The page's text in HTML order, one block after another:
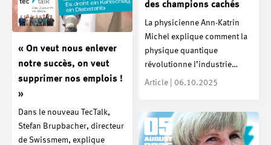
des champions cachés
La physicienne Ann-Katrin
Michel explique comment la
physique quantique
révolutionne l’industrie…
Article | 06.10.2025
« On veut nous enlever
notre succès, on veut
supprimer nos emplois !
»
Dans le nouveau TecTalk,
Stefan Brupbacher, directeur
de Swissmem, explique